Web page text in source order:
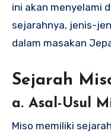
ini akan menyelami
sejarahnya, jenis-
dalam masakan
Sejarah
a. Asal-Usul
Miso memiliki